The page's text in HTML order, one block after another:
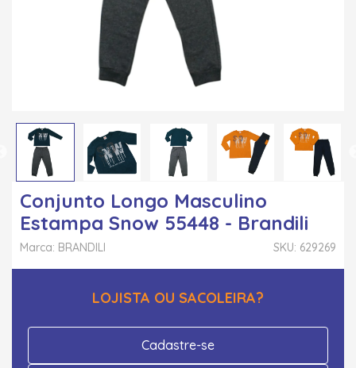
Conjunto Longo Masculino
Estampa Snow 55448 - Brandili
SKU: 629269
Marca: BRANDILI
LOJISTA OU SACOLEIRA?
Cadastre-se